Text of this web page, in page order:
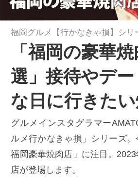
福岡グルメ【行かなきゃ損】シリ
「福岡の豪華
選」接待やデー
な日に行きたい
グルメインスタグラマー
ルメ行かなきゃ損」シリーズ
福岡豪華焼肉店」に注目。
店が登場します。